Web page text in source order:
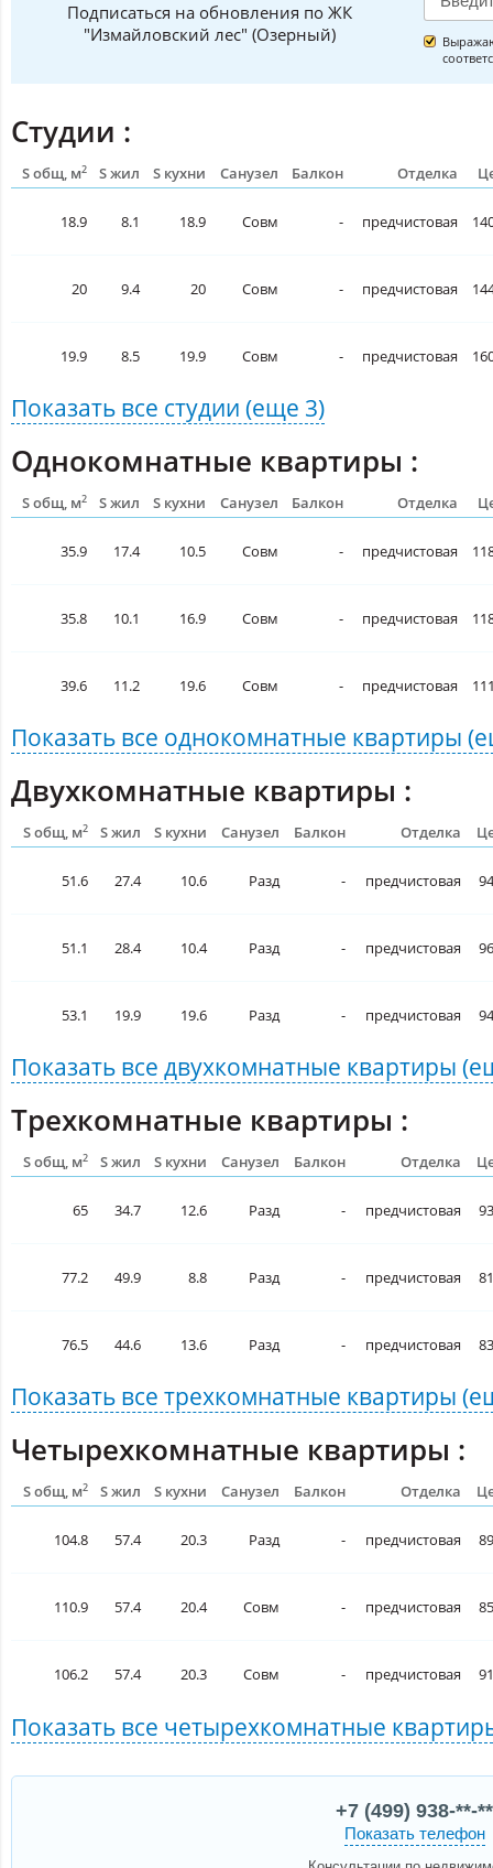
Подписаться на обновления по ЖК
"Измайловский лес" (Озерный)
Студии :
S общ, м2 S жил S кухни Санузел Балкон Отделка
18.9 8.1 18.9 Совм - предчистовая
20 9.4 20 Совм - предчистовая
19.9 8.5 19.9 Совм - предчистовая
Показать все студии (еще 3)
Однокомнатные квартиры :
S общ, м2 S жил S кухни Санузел Балкон Отделка
35.9 17.4 10.5 Совм - предчистовая
35.8 10.1 16.9 Совм - предчистовая
39.6 11.2 19.6 Совм - предчистовая
Показать все однокомнатные квартиры
Двухкомнатные квартиры :
S общ, м2 S жил S кухни Санузел Балкон Отделка
51.6 27.4 10.6 Разд - предчистовая
51.1 28.4 10.4 Разд - предчистовая
53.1 19.9 19.6 Разд - предчистовая
Показать все двухкомнатные квартиры
Трехкомнатные квартиры :
S общ, м2 S жил S кухни Санузел Балкон Отделка
65 34.7 12.6 Разд - предчистовая
77.2 49.9 8.8 Разд - предчистовая
76.5 44.6 13.6 Разд - предчистовая
Показать все трехкомнатные квартиры
Четырехкомнатные квартиры :
S общ, м2 S жил S кухни Санузел Балкон Отделка
104.8 57.4 20.3 Разд - предчистовая
110.9 57.4 20.4 Совм - предчистовая
106.2 57.4 20.3 Совм - предчистовая
Показать все четырехкомнатные
+7 (499) 938-**-**
Показать телефон